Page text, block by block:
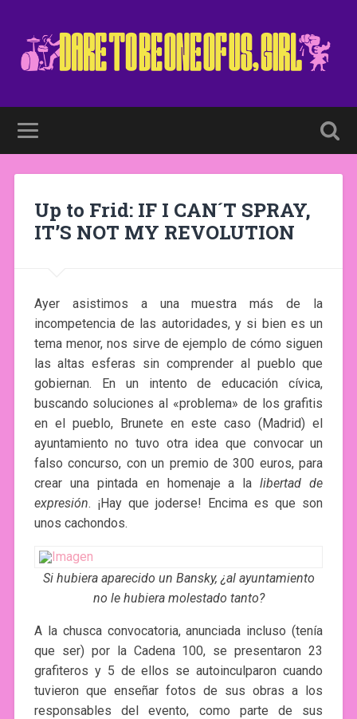
Up to Frid: IF I CAN´T SPRAY,
IT’S NOT MY REVOLUTION
Ayer asistimos a una muestra más de la
incompetencia de las autoridades, y si bien es un
tema menor, nos sirve de ejemplo de cómo siguen
las altas esferas sin comprender al pueblo que
gobiernan. En un intento de educación cívica,
buscando soluciones al «problema» de los grafitis
en el pueblo, Brunete en este caso (Madrid) el
ayuntamiento no tuvo otra idea que convocar un
falso concurso, con un premio de 300 euros, para
crear una pintada en homenaje a lalibertad de
expresión. ¡Hay que joderse! Encima es que son
unos cachondos.
Si hubiera aparecido un Bansky, ¿al ayuntamiento
no le hubiera molestado tanto?
A la chusca convocatoria, anunciada incluso (tenía
que ser) por la Cadena 100, se presentaron 23
grafiteros y 5 de ellos se autoinculparon cuando
tuvieron que enseñar fotos de sus obras a los
responsables del evento, como parte de sus